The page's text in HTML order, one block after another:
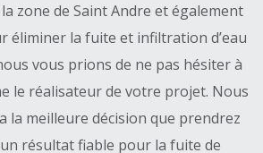
zone de Saint Andre et également
éliminer la fuite et infiltration d’eau
vous prions de ne pas hésiter à
le réalisateur de votre projet. Nous
la meilleure décision que prendrez
résultat fiable pour la fuite de